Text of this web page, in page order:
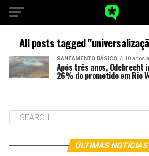
All posts tagged
SANEAMENTO BÁSICO 10 anos
Após três anos, Odebrecht
26% do prometido em Rio
ÚLTIMAS NOTÍCIAS